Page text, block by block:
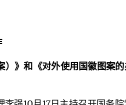
》和《对外使用国徽图案的